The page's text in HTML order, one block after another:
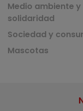
Medio ambiente y
solidaridad
Sociedad y
Mascotas